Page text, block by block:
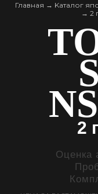
Главная → Kаталог
→ 2
2
Оценка